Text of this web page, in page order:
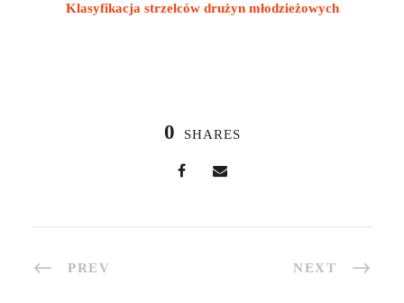
Klasyfikacja strzelców drużyn młodzieżowych
0 SHARES
PREV NEXT